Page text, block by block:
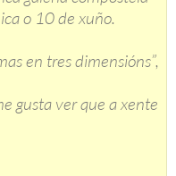
o 10 de xuño.
en tres dimensións”,
gusta ver que a xente